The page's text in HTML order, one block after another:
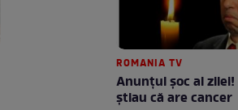
ROMANIA TV
Anunţul şoc al
ştiau că are cancer